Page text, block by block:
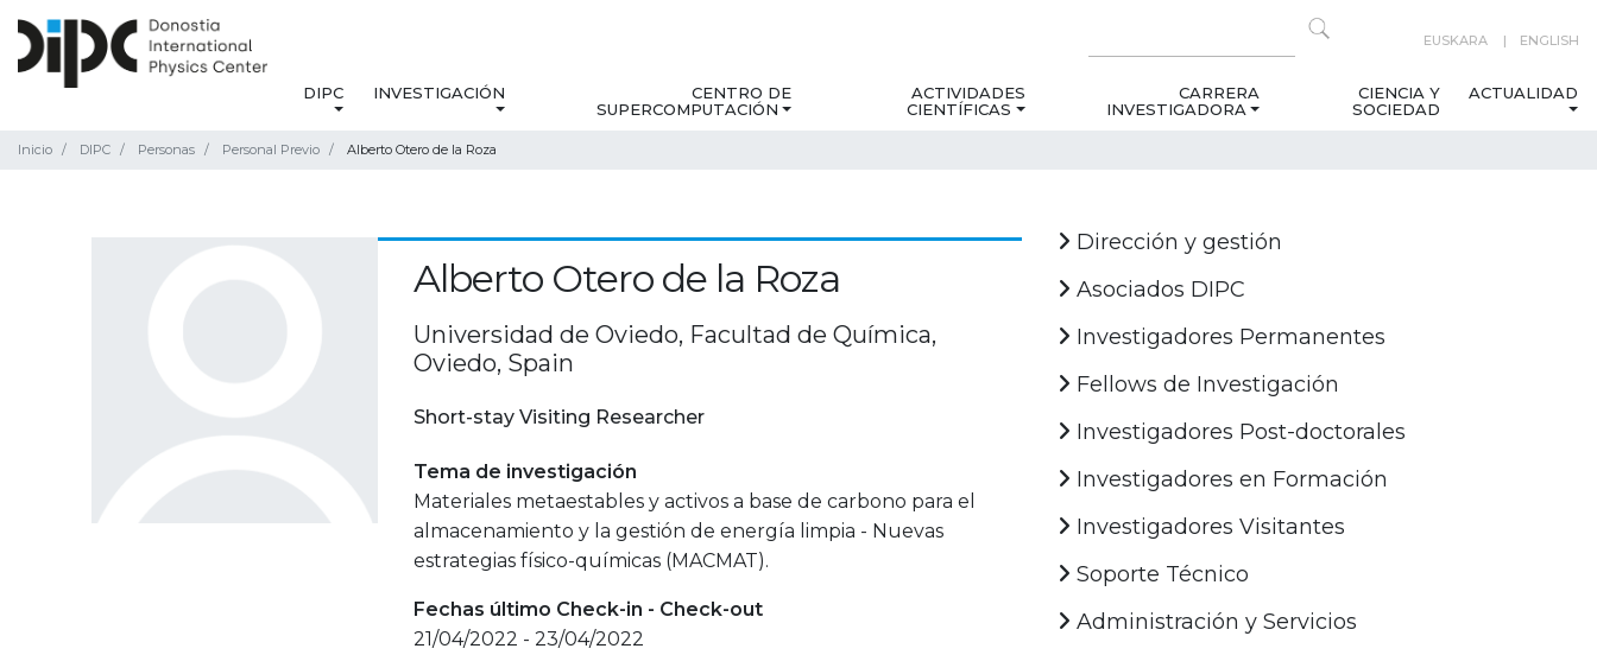
EUSKARA ENGLISH
DIPC INVESTIGACIÓN
CENTRO DE
SUPERCOMPUTACIÓN
ACTIVIDADES
CIENTÍFICAS
CARRERA
INVESTIGADORA
CIENCIA Y
SOCIEDAD
ACTUALIDAD
Inicio DIPC Personas Personal Previo Alberto Otero de la Roza
Alberto Otero de la Roza
Universidad de Oviedo, Facultad de Química,
Oviedo, Spain
Short-stay Visiting Researcher
Tema de investigación
Materiales metaestables y activos a base de carbono para el
almacenamiento y la gestión de energía limpia - Nuevas
estrategias físico-químicas (MACMAT).
Fechas último Check-in - Check-out
21/04/2022 - 23/04/2022
Dirección y gestión
Asociados DIPC
Investigadores Permanentes
Fellows de Investigación
Investigadores Post-doctorales
Investigadores en Formación
Investigadores Visitantes
Soporte Técnico
Administración y Servicios